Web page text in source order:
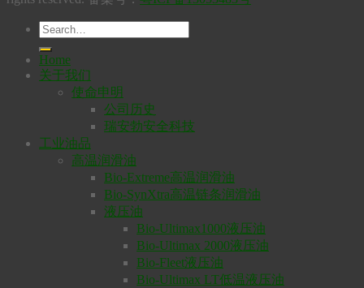
Home
关于我们
使命申明
公司历史
瑞安勃安全科技
工业油品
高温润滑油
Bio-Extreme高温润滑油
Bio-SynXtra高温链条润滑油
液压油
Bio-Ultimax1000液压油
Bio-Ultimax 2000液压油
Bio-Fleet液压油
Bio-Ultimax LT低温液压油